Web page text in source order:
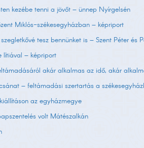
kezébe tenni a jövőt – ünnep Nyírgelsén
Miklós-székesegyházban – képriport
tesz bennünket is – Szent Péter és
lítiával – képriport
akár alkalmas az idő, akár
– feltámadási szertartás a
az egyházmegye
volt Mátészalkán